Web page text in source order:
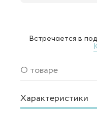
Встречается в
О товаре
Характеристики